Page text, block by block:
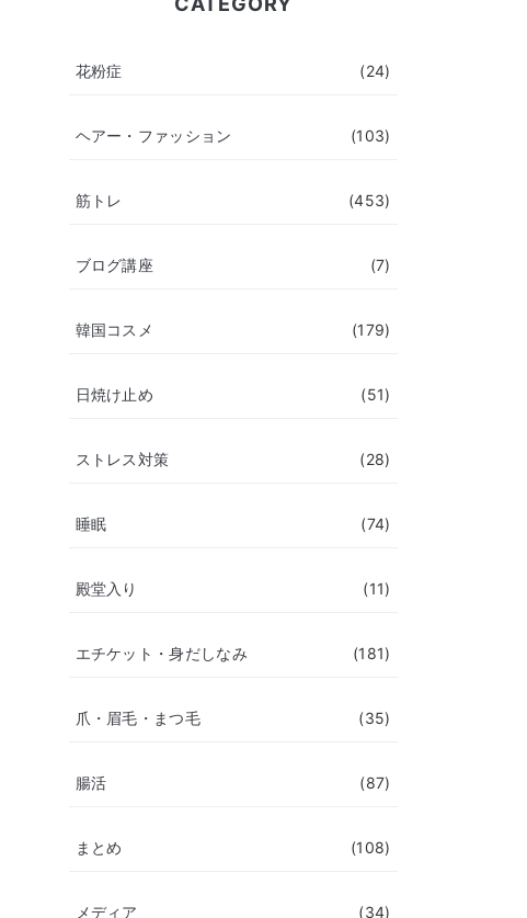
花粉症 (24)
ヘアー・ファッション (103)
筋トレ (453)
ブログ講座 (7)
韓国コスメ (179)
日焼け止め (51)
ストレス対策 (28)
睡眠 (74)
殿堂入り (11)
エチケット・身だしなみ (181)
爪・眉毛・まつ毛 (35)
腸活 (87)
まとめ (108)
メディア (34)